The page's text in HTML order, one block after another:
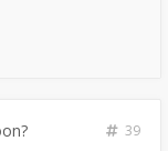
39